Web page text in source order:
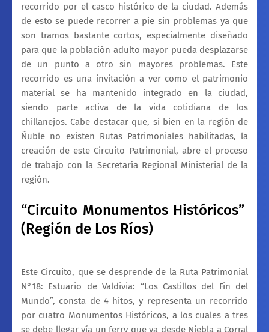
recorrido por el casco histórico de la ciudad. Además
de esto se puede recorrer a pie sin problemas ya que
son tramos bastante cortos, especialmente diseñado
para que la población adulto mayor pueda desplazarse
de un punto a otro sin mayores problemas. Este
recorrido es una invitación a ver como el patrimonio
material se ha mantenido integrado en la ciudad,
siendo parte activa de la vida cotidiana de los
chillanejos. Cabe destacar que, si bien en la región de
Ñuble no existen Rutas Patrimoniales habilitadas, la
creación de este Circuito Patrimonial, abre el proceso
de trabajo con la Secretaría Regional Ministerial de la
región.
“Circuito Monumentos Históricos”
(Región de Los Ríos)
Este Circuito, que se desprende de la Ruta Patrimonial
N°18: Estuario de Valdivia: “Los Castillos del Fin del
Mundo”, consta de 4 hitos, y representa un recorrido
por cuatro Monumentos Históricos, a los cuales a tres
se debe llegar vía un ferry que va desde Niebla a Corral